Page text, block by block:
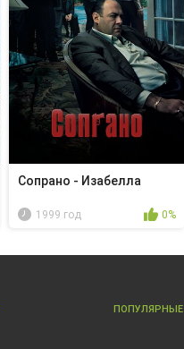
Сопрано - Изабелла
1999 год 0%
ПОПУЛЯРНЫЕ